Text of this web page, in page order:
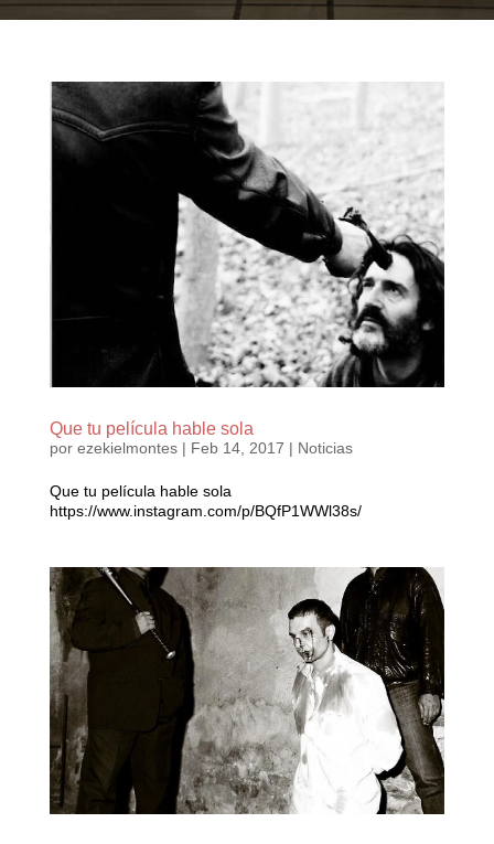
Que tu película hable sola
por ezekielmontes| Feb 14, 2017 | Noticias
Que tu película hable sola
https://www.instagram.com/p/BQfP1WWl38s/